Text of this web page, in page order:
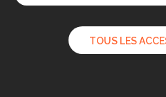
TOUS LES